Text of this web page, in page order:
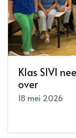
Klas SIVI
over
18 mei 2026